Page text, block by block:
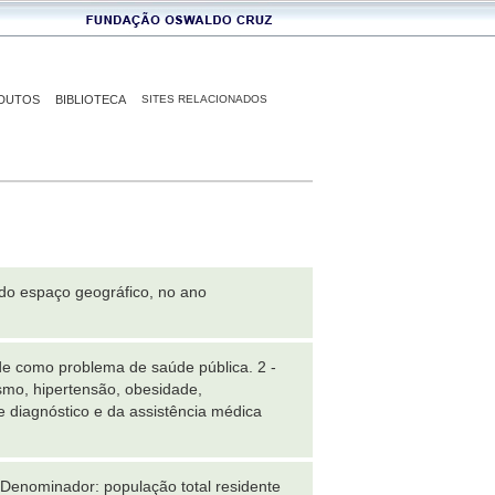
BIBLIOTECA SITES RELACIONADOS
espaço geográfico, no ano
como problema de saúde pública. 2 -
hipertensão, obesidade,
e da assistência médica
população total residente